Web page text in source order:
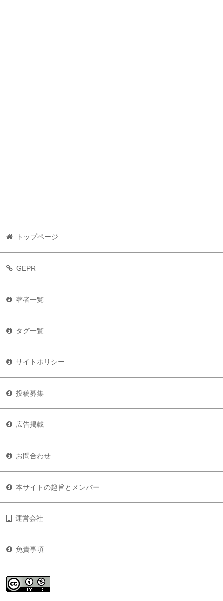
トップページ
GEPR
著者一覧
タグ一覧
サイトポリシー
投稿募集
広告掲載
お問合わせ
本サイトの趣旨とメンバー
運営会社
免責事項